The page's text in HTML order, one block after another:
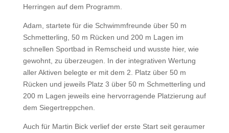
Herringen auf dem Programm.
Adam, startete für die Schwimmfreunde über 50 m
Schmetterling, 50 m Rücken und 200 m Lagen im
schnellen Sportbad in Remscheid und wusste hier, wie
gewohnt, zu überzeugen. In der integrativen Wertung
aller Aktiven belegte er mit dem 2. Platz über 50 m
Rücken und jeweils Platz 3 über 50 m Schmetterling und
200 m Lagen jeweils eine hervorragende Platzierung auf
dem Siegertreppchen.
Auch für Martin Bick verlief der erste Start seit geraumer